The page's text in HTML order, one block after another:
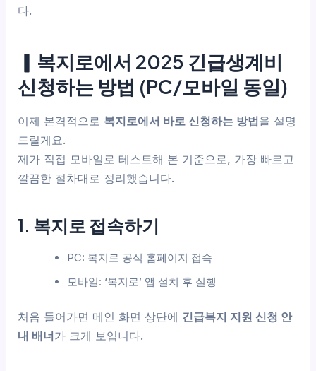
다.
▎복지로에서 2025 긴급생계비
신청하는 방법 (PC/모바일 동일)
이제 본격적으로 복지로에서 바로 신청하는 방법을 설명
드릴게요.
제가 직접 모바일로 테스트해 본 기준으로, 가장 빠르고
깔끔한 절차대로 정리했습니다.
1. 복지로 접속하기
PC: 복지로 공식 홈페이지 접속
모바일: ‘복지로’ 앱 설치 후 실행
처음 들어가면 메인 화면 상단에 긴급복지 지원 신청 안
내 배너가 크게 보입니다.